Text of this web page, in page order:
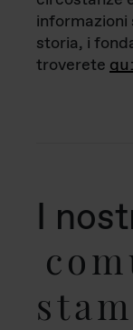
informazioni
storia, i
troverete
I